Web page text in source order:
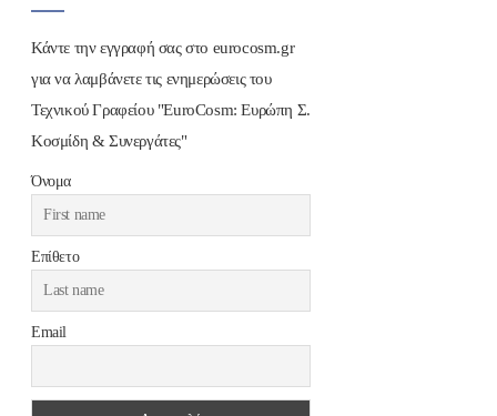
Κάντε την εγγραφή σας στο eurocosm.gr
για να λαμβάνετε τις ενημερώσεις του
Τεχνικού Γραφείου "EuroCosm: Ευρώπη Σ.
Κοσμίδη & Συνεργάτες"
Όνομα
Επίθετο
Email